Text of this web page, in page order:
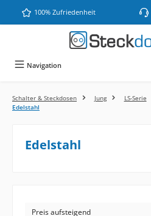
Zum Hauptinhalt springen
100% Zufriedenheit
Navigation
Schalter & Steckdosen Jung LS-Serie
Edelstahl
Edelstahl